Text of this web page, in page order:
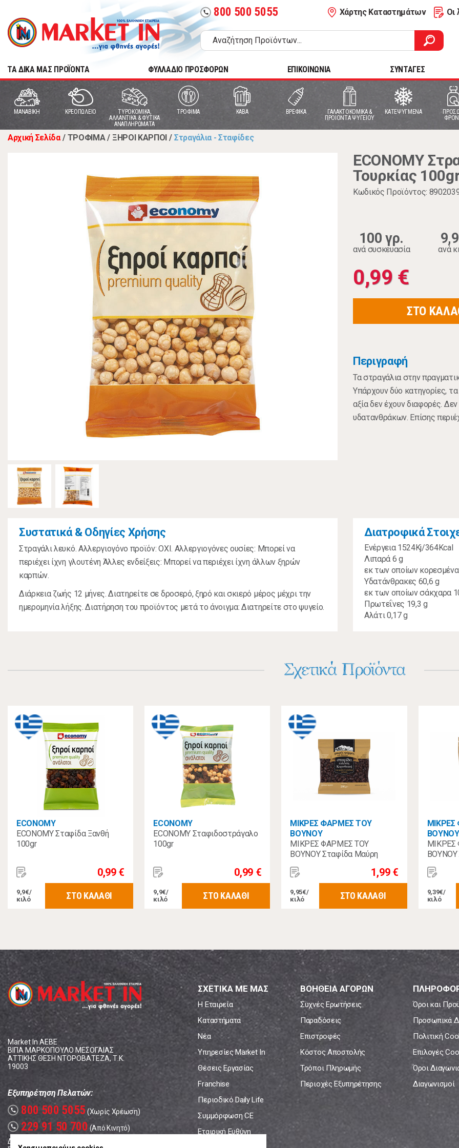
call 800 500 5055 Χάρτης Καταστημάτων Οι
TA ΔΙΚΑ ΜΑΣ ΠΡΟΪΟΝΤΑ ΦΥΛΛΑΔΙΟ ΠΡΟΣΦΟΡΩΝ ΕΠΙΚΟΙΝΩΝΙΑ ΣΥΝΤΑΓΕΣ
MANABIKH ΚΡΕΟΠΩΛΕΙΟ
ΤΥΡΟΚΟΜΙΚΑ,
ΑΛΛΑΝΤΙΚΑ & ΦΥΤΙΚΑ
ΑΝΑΠΛΗΡΩΜΑΤΑ
ΤΡΟΦΙΜΑ ΚΑΒΑ ΒΡΕΦΙΚΑ
ΓΑΛΑΚΤΟΚΟΜΙΚΑ &
ΠΡΟΙΟΝΤΑ ΨΥΓΕΙΟΥ
ΚΑΤΕΨΥΓΜΕΝΑ
Αρχική Σελίδα / ΤΡΟΦΙΜΑ / ΞΗΡΟΙ ΚΑΡΠΟΙ / Στραγάλια - Σταφίδες
ECONOMY
Τουρκίας
Κωδικός Προϊόντος:
100 γρ.
ανά συσκευασία ανά
0,99 €
ΣΤΟ
Περιγραφή
Τα στραγάλια στην
Υπάρχουν δύο κατηγορίες,
αξία δεν έχουν διαφορές.
υδατανθράκων. Επίσης
Συστατικά & Οδηγίες Χρήσης
Στραγάλι λευκό. Αλλεργιογόνο προϊόν: ΟΧΙ. Αλλεργιογόνες ουσίες: Μπορεί να
περιέχει ίχνη γλουτένη Άλλες ενδείξεις: Μπορεί να περιέχει ίχνη άλλων ξηρών
καρπών.
Διάρκεια ζωής 12 μήνες. Διατηρείτε σε δροσερό, ξηρό και σκιερό μέρος μέχρι την
ημερομηνία λήξης. Διατήρηση του προϊόντος μετά το άνοιγμα: Διατηρείτε στο ψυγείο.
Διατροφικά
Ενέργεια 1524Kj/364Kcal
Λιπαρά 6 g
εκ των οποίων
Υδατάνθρακες 60,6 g
εκ των οποίων σάκχαρα
Πρωτεΐνες 19,3 g
Αλάτι 0,17 g
Σχετικά Προϊόντα
ECONOMY
ECONOMY Σταφίδα Ξανθή
100gr
0,99 €
9,9€/
κιλό
ΣΤΟ ΚΑΛΑΘΙ
ECONOMY
ECONOMY Σταφιδοστράγαλο
100gr
0,99 €
9,9€/
κιλό
ΣΤΟ ΚΑΛΑΘΙ
ΜΙΚΡΕΣ ΦΑΡΜΕΣ ΤΟΥ
ΒΟΥΝΟΥ
ΜΙΚΡΕΣ ΦΑΡΜΕΣ ΤΟΥ
ΒΟΥΝΟΥ Σταφίδα Μαύρη
Κορινθιακή 200gr
1,99 €
9,95€/
κιλό
ΣΤΟ ΚΑΛΑΘΙ
ΒΟΥΝΟΥ
ΒΟΥΝΟΥ
180gr
9,39€/
κιλό
Market In ΑΕΒΕ
ΒΙΠΑ ΜΑΡΚΟΠΟΥΛΟ ΜΕΣΟΓΑΙΑΣ
ΑΤΤΙΚΗΣ ΘΕΣΗ ΝΤΟΡΟΒΑΤΕΖΑ, Τ.Κ.
19003
Εξυπηρέτηση Πελατών:
call 800 500 5055 (Χωρίς Χρέωση)
call 229 91 50 700 (Από Κινητό)
Δευτέρα - Παρασκευή: 08:00 - 17:00
ΣΧΕΤΙΚΑ ΜΕ ΜΑΣ
Η Εταιρεία
Καταστήματα
Νέα
Υπηρεσίες Market In
Θέσεις Εργασίας
Franchise
Περιοδικό Daily Life
Συμμόρφωση CE
Εταιρική Ευθύνη
ΒΟΗΘΕΙΑ ΑΓΟΡΩΝ
Συχνές Ερωτήσεις
Παραδόσεις
Επιστροφές
Κόστος Αποστολής
Τρόποι Πληρωμής
Περιοχές Εξυπηρέτησης
Όροι και
Προσωπικά
Πολιτική
Επιλογές
Όροι
Διαγωνισμοί